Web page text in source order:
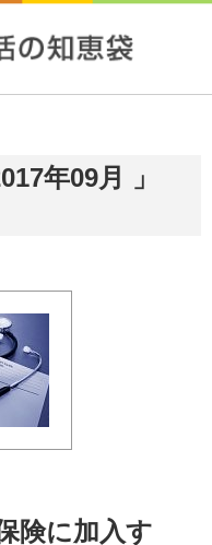
年09月 」
険に加入す